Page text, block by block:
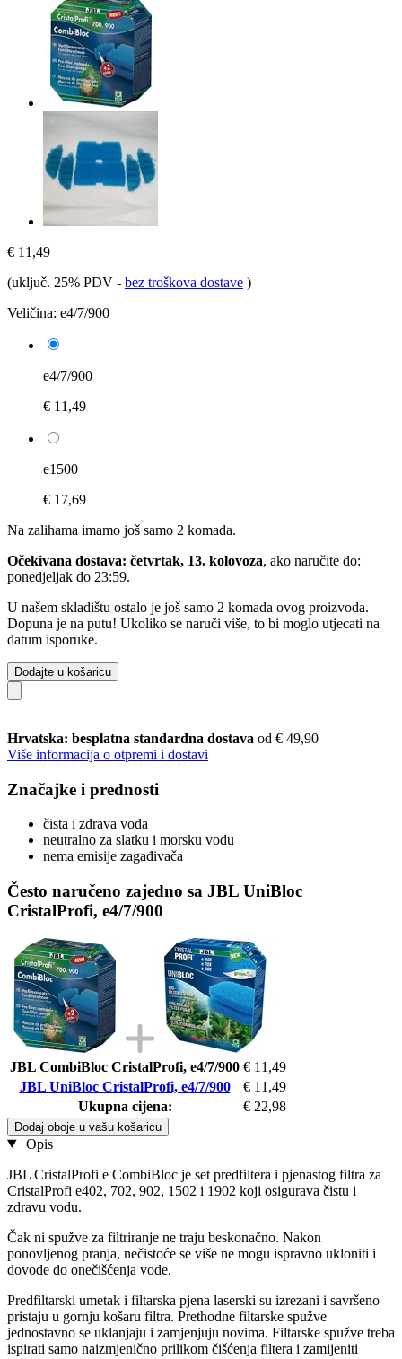
€ 11,49
(uključ. 25% PDV - bez troškova dostave )
Veličina: e4/7/900
e4/7/900
€ 11,49
e1500
€ 17,69
Na zalihama imamo još samo 2 komada.
Očekivana dostava: četvrtak, 13. kolovoza, ako naručite do:
ponedjeljak do 23:59.
U našem skladištu ostalo je još samo 2 komada ovog proizvoda.
Dopuna je na putu! Ukoliko se naruči više, to bi moglo utjecati na
datum isporuke.
Dodajte u košaricu
Hrvatska: besplatna standardna dostava od € 49,90
Više informacija o otpremi i dostavi
Značajke i prednosti
čista i zdrava voda
neutralno za slatku i morsku vodu
nema emisije zagađivača
Često naručeno zajedno sa JBL UniBloc
CristalProfi, e4/7/900
JBL CombiBloc CristalProfi, e4/7/900 € 11,49
JBL UniBloc CristalProfi, e4/7/900
€ 11,49
Ukupna cijena:
€ 22,98
Dodaj oboje u vašu košaricu
Opis
JBL CristalProfi e CombiBloc je set predfiltera i pjenastog filtra za
CristalProfi e402, 702, 902, 1502 i 1902 koji osigurava čistu i
zdravu vodu.
Čak ni spužve za filtriranje ne traju beskonačno. Nakon
ponovljenog pranja, nečistoće se više ne mogu ispravno ukloniti i
dovode do onečišćenja vode.
Predfiltarski umetak i filtarska pjena laserski su izrezani i savršeno
pristaju u gornju košaru filtra. Prethodne filtarske spužve
jednostavno se uklanjaju i zamjenjuju novima. Filtarske spužve treba
ispirati samo naizmjenično prilikom čišćenja filtera i zamijeniti